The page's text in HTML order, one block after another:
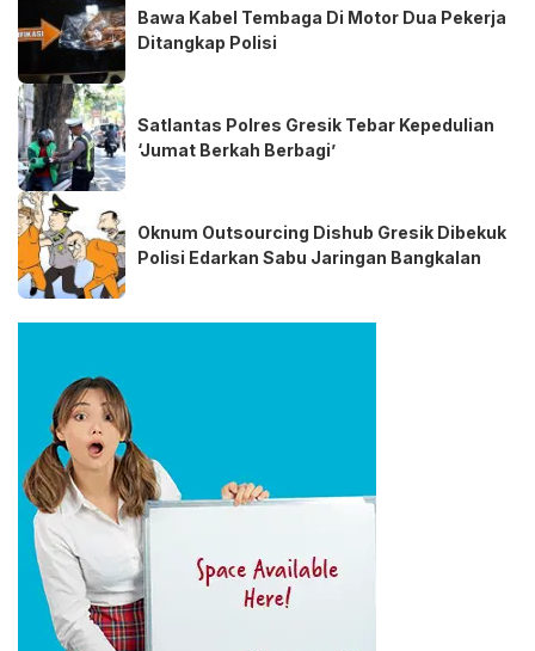
Bawa Kabel Tembaga Di Motor Dua Pekerja
Ditangkap Polisi
Satlantas Polres Gresik Tebar Kepedulian
‘Jumat Berkah Berbagi’
Oknum Outsourcing Dishub Gresik Dibekuk
Polisi Edarkan Sabu Jaringan Bangkalan